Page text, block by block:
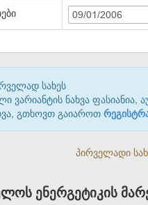
09/01/2006
სახეს
ვარიანტის ნახვა ფასიანია,
გთხოვთ გაიაროთ
პირველადი
ენერგეტიკის